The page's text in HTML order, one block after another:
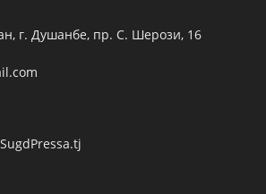
г. Душанбе, пр. С. Шерози, 16